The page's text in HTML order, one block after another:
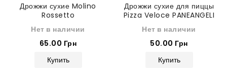
Дрожжи сухие Molino
Rossetto
Нет в наличии
65.00 Грн
Купить
Дрожжи сухие для пиццы
Pizza Veloce PANEANGELI
Нет в наличии
50.00 Грн
Купить